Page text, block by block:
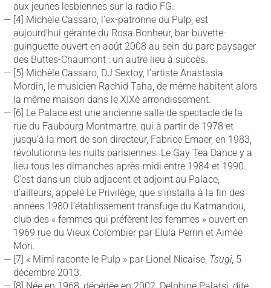
aux jeunes lesbiennes sur la radio FG.
[4] Michèle Cassaro, l’ex-patronne du Pulp, est
aujourd’hui gérante du Rosa Bonheur, bar-buvette-
guinguette ouvert en août 2008 au sein du parc paysager
des Buttes-Chaumont : un autre lieu à succès.
[5] Michèle Cassaro, DJ Sextoy, l’artiste Anastasia
Mordin, le musicien Rachid Taha, de même habitent alors
la même maison dans le XIXè arrondissement.
[6] Le Palace est une ancienne salle de spectacle de la
rue du Faubourg Montmartre, qui à partir de 1978 et
jusqu’à la mort de son directeur, Fabrice Emaer, en 1983,
révolutionna les nuits parisiennes. Le Gay Tea Dance y a
lieu tous les dimanches après-midi entre 1984 et 1990.
C’est dans un club adjacent et adjoint au Palace,
d’ailleurs, appelé Le Privilège, que s’installa à la fin des
années 1980 l’établissement transfuge du Katmandou,
club des « femmes qui préfèrent les femmes » ouvert en
1969 rue du Vieux Colombier par Elula Perrin et Aimée
Mori.
[7] « Mimi raconte le Pulp » par Lionel Nicaise, Tsugi, 5
décembre 2013.